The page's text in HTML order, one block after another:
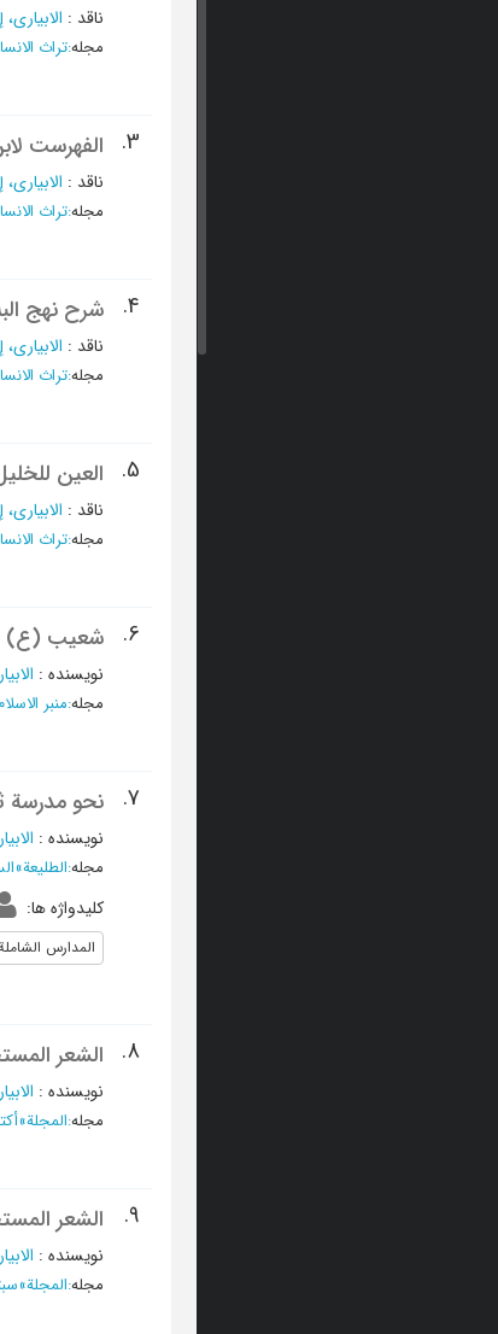
ناقد :
مجله:تراث
3. الفهرست
ناقد :
مجله:تراث
4. شرح نهج
ناقد :
مجله:تراث
5. العین
ناقد :
مجله:تراث
6. شعیب (ع)
نویسنده :
مجله:منبر
7. نحو مدرسة
نویسنده :
مجله:الطليعة»السنة
کلیدواژه ها:
المدارس
8. الشعر
نویسنده :
مجله:المجلة»أکتوبر
9. الشعر
نویسنده :
مجله:المجلة»سبتمبر